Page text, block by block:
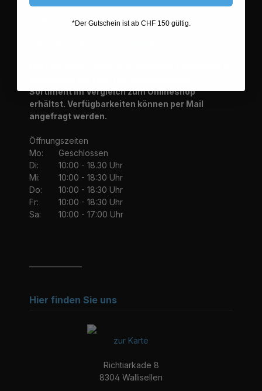
Tel:
+41 76 549 98 78
onlineshop@wiesnshop.ch
Sortiment im Vergleich zum Onlineshop
erhältst. Verfügbarkeiten können per Mail
angefragt werden.
Öffnungszeiten
Mo:
Geschlossen
Di:
10:00 - 18.30 Uhr
Mi:
10:00 - 18:30 Uhr
Do:
10:00 - 18:30 Uhr
Fr:
10:00 - 18:30 Uhr
Sa:
10:00 - 17:00 Uhr
Hier finden Sie uns
zur Karte
Richtiarkade 8
8304 Wallisellen
*Der Gutschein ist ab CHF 150 gültig.